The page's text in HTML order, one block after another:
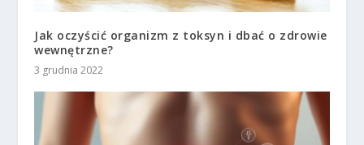
Jak oczyścić organizm z toksyn i dbać o zdrowie
wewnętrzne?
3 grudnia 2022